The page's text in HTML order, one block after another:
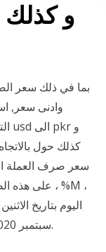
وادنى سعر,
سبتمبر 2020 ؟ والأسعار التاريخية منذ عام 2001 لمبلغ 100000 دولار الأمريكي للروبية الباكستانية.